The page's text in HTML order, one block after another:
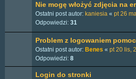
Nie mogę włożyć zdjęcia na
Ostatni post autor: kaniesia « pt 26
Odpowiedzi: 31
Problem z logowaniem
Ostatni post autor: Benes « pt 20 lis,
Odpowiedzi: 8
Login do stronki